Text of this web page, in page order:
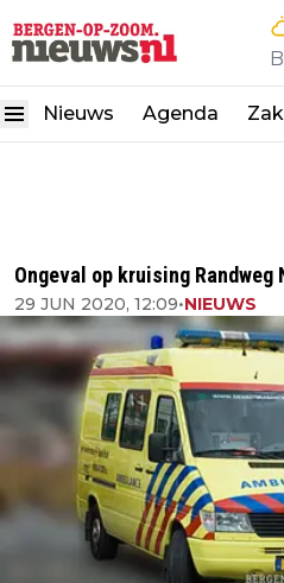
Nieuws Agenda
Ongeval op kruising Randweg
29 JUN 2020, 12:09•NIEUWS